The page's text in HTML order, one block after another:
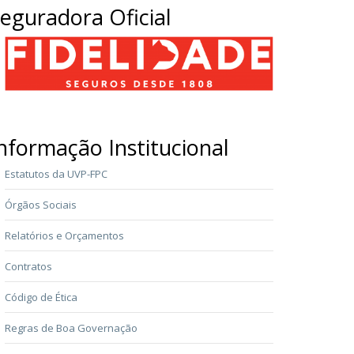
Oficial
Institucional
Estatutos da UVP-FPC
Órgãos Sociais
Relatórios e Orçamentos
Contratos
Código de Ética
Regras de Boa Governação